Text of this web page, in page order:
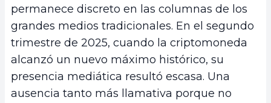
permanece discreto en las columnas de los
grandes medios tradicionales. En el segundo
trimestre de 2025, cuando la criptomoneda
alcanzó un nuevo máximo histórico, su
presencia mediática resultó escasa. Una
ausencia tanto más llamativa porque no